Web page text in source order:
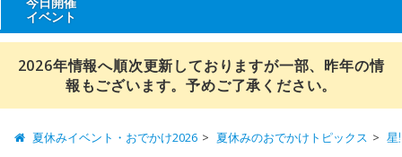
イベント
2026年情報へ順次更新しておりますが一部、昨年の情
報もございます。予めご了承ください。
夏休みイベント・おでかけ2026 夏休みのおでかけトピックス 星